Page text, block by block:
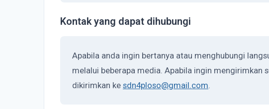
Kontak yang dapat dihubungi
Apabila anda ingin bertanya atau menghubungi
melalui beberapa media. Apabila ingin mengirimkan
dikirimkan ke sdn4ploso@gmail.com.